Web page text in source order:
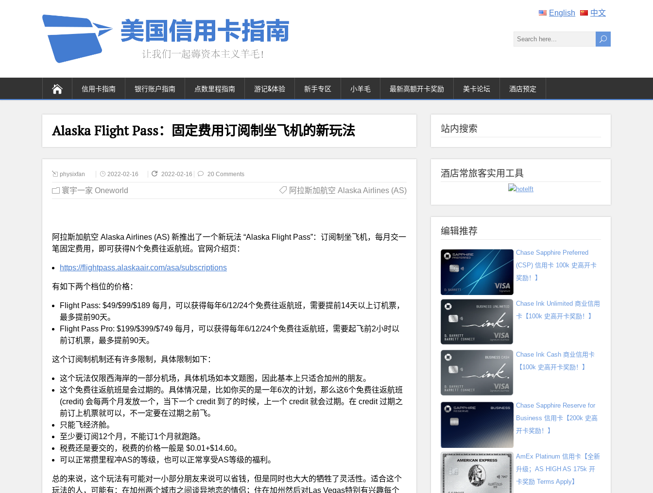
English 中文
信用卡指南 银行账户指南 点数里程指南 游记&体验 新手专区 小羊毛 最新高额开卡奖励 美卡论坛 酒店预定
Alaska Flight Pass：固定费用订阅制坐飞机的新玩法
physixfan 2022-02-16 2022-02-16 20 Comments
寰宇一家 Oneworld 阿拉斯加航空 Alaska Airlines (AS)
阿拉斯加航空 Alaska Airlines (AS) 新推出了一个新玩法 “Alaska Flight Pass”：订阅制坐飞机，每月交一
笔固定费用，即可获得N个免费往返航班。官网介绍页：
https://flightpass.alaskaair.com/asa/subscriptions
有如下两个档位的价格：
Flight Pass: $49/$99/$189 每月，可以获得每年6/12/24个免费往返航班，需要提前14天以上订机票，
最多提前90天。
Flight Pass Pro: $199/$399/$749 每月，可以获得每年6/12/24个免费往返航班，需要起飞前2小时以
前订机票，最多提前90天。
这个订阅制机制还有许多限制，具体限制如下：
这个玩法仅限西海岸的一部分机场，具体机场如本文题图，因此基本上只适合加州的朋友。
这个免费往返航班是会过期的。具体情况是，比如你买的是一年6次的计划，那么这6个免费往返航班
(credit) 会每两个月发放一个，当下一个 credit 到了的时候，上一个 credit 就会过期。在 credit 过期之
前订上机票就可以，不一定要在过期之前飞。
只能飞经济舱。
至少要订阅12个月，不能订1个月就跑路。
税费还是要交的，税费的价格一般是 $0.01+$14.60。
可以正常攒里程冲AS的等级，也可以正常享受AS等级的福利。
总的来说，这个玩法有可能对一小部分朋友来说可以省钱，但是同时也大大的牺牲了灵活性。适合这个
玩法的人，可能有：在加州两个城市之间谈异地恋的情侣；住在加州然后对Las Vegas特别有兴趣每个
站内搜索
酒店常旅客实用工具
编辑推荐
Chase Sapphire Preferred
(CSP) 信用卡 100k 史高开卡
奖励！】
Chase Ink Unlimited 商业信用
卡【100k 史高开卡奖励！】
Chase Ink Cash 商业信用卡
【100k 史高开卡奖励！】
Chase Sapphire Reserve for
Business 信用卡【200k 史高
开卡奖励！】
AmEx Platinum 信用卡【全新
升级；AS HIGH AS 175k 开
卡奖励 Terms Apply】